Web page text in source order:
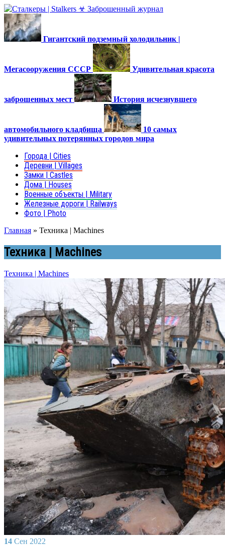
Гигантский подземный холодильник |
Мегасооружения СССР Удивительная красота
заброшенных мест История исчезнувшего
автомобильного кладбища
10 самых
удивительных потерянных городов мира
Города | Cities
Деревни | Villages
Замки | Castles
Дома | Houses
Военные объекты | Military
Железные дороги | Railways
Фото | Photo
Главная » Техника | Machines
Техника | Machines
Техника | Machines
14 Сен 2022